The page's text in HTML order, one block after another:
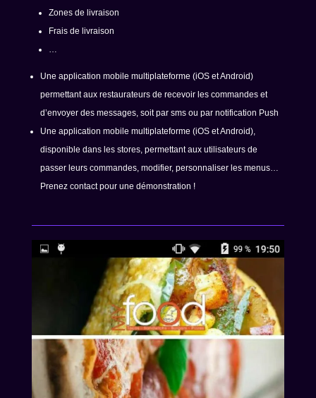
Zones de livraison
Frais de livraison
…
Une application mobile multiplateforme (iOS et Android)
permettant aux restaurateurs de recevoir les commandes et
d’envoyer des messages, soit par sms ou par notification Push
Une application mobile multiplateforme (iOS et Android),
disponible dans les stores, permettant aux utilisateurs de
passer leurs commandes, modifier, personnaliser les menus…
Prenez contact pour une démonstration !